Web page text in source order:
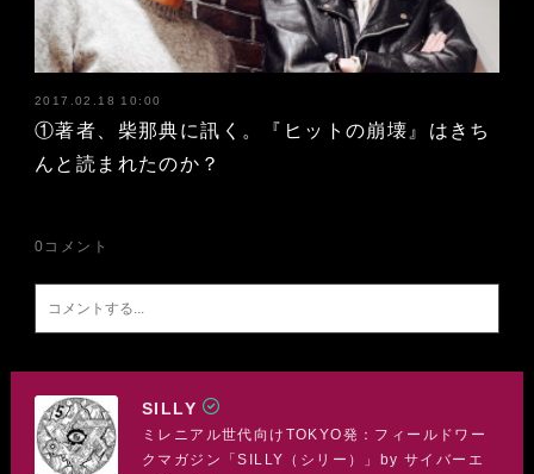
2017.02.18 10:00
①著者、柴那典に訊く。『ヒットの崩壊』はきち
んと読まれたのか？
0 コメント
SILLY
ミレニアル世代向けTOKYO発：フィールドワー
クマガジン「SILLY（シリー）」by サイバーエ